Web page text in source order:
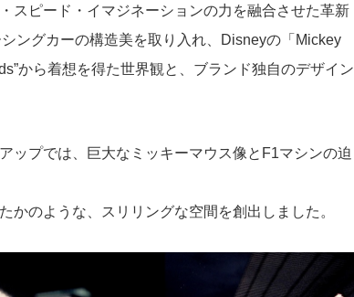
スピード・イマジネーションの力を融合させた革新
ングカーの構造美を取り入れ、
Disneyの「 Mickey
から着想を得た世界観と、ブランド独自のデザイン
ップでは、巨大なミッキーマウス像とF1マシンの迫
かのような、スリリングな空間を創出しました。